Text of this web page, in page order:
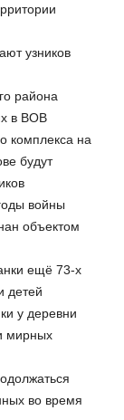
узников
района
в ВОВ
комплекса на
будут
войны
объектом
ещё 73-х
детей
у деревни
мирных
во время